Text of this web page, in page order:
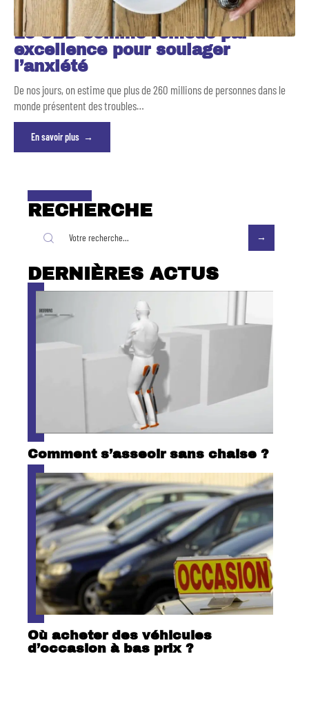
Le CBD comme remède par
excellence pour soulager
l’anxiété
De nos jours, on estime que plus de 260 millions de personnes dans le
monde présentent des troubles…
En savoir plus
RECHERCHE
DERNIÈRES ACTUS
Comment s’asseoir sans chaise ?
Où acheter des véhicules
d’occasion à bas prix ?